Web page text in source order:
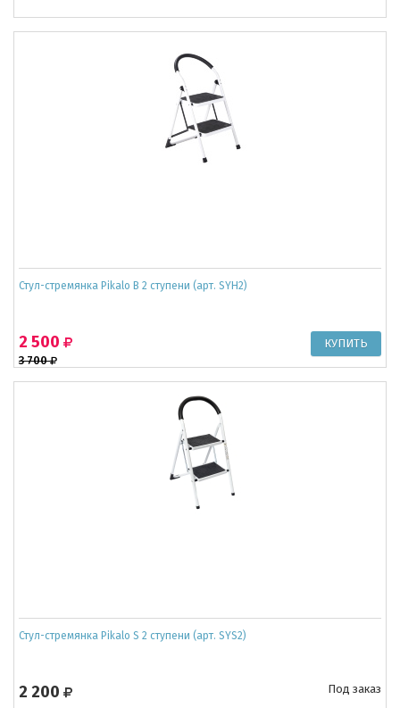
Стул-стремянка Pikalo B 2 ступени (арт. SYH2)
3 700
2 500
Стул-стремянка Pikalo S 2 ступени (арт. SYS2)
2 200 Под заказ